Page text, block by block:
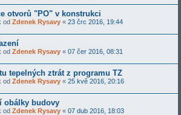
otvorů "PO" v konstrukci
od Zdenek Rysavy « 23 črc 2016, 19:44
od Zdenek Rysavy « 07 čer 2016, 08:31
tepelných ztrát z programu TZ
od Zdenek Rysavy « 25 kvě 2016, 20:16
obálky budovy
od Zdenek Rysavy « 07 dub 2016, 18:03